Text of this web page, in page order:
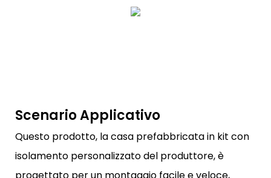
Scenario Applicativo
Questo prodotto, la casa prefabbricata in kit con
isolamento personalizzato del produttore, è
progettato per un montaggio facile e veloce,